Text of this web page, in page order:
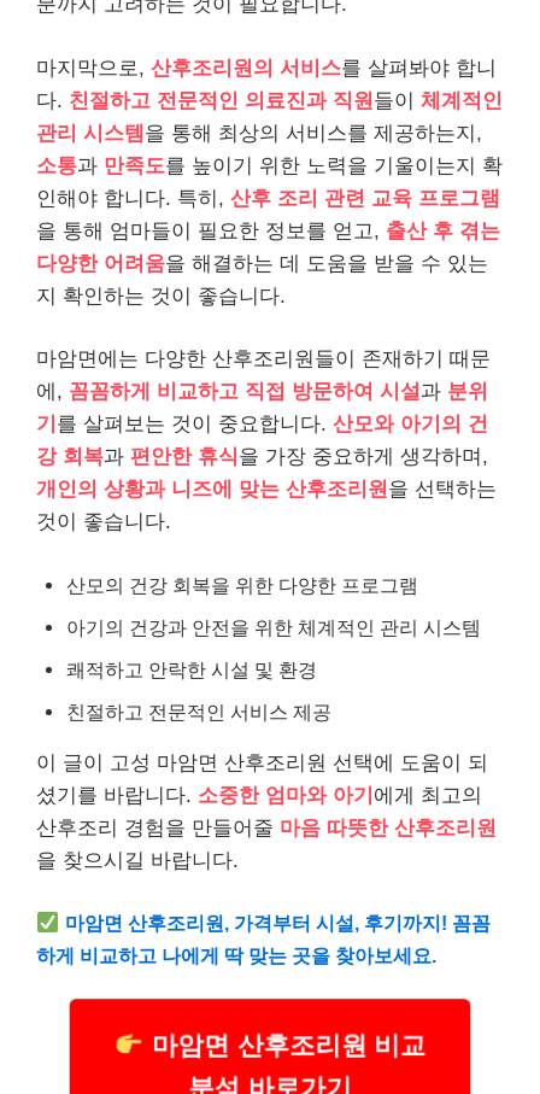
마지막으로, 산후조리원의 서비스를 살펴봐야 합니
다. 친절하고 전문적인 의료진과 직원 들이 체계적인
관리 시스템 을 통해 최상의 서비스를 제공하는지,
소통과 만족도를 높이기 위한 노력을 기울이는지 확
인해야 합니다. 특히, 산후 조리 관련 교육 프로그램
을 통해 엄마들이 필요한 정보를 얻고, 출산 후 겪는
다양한 어려움을 해결하는 데 도움을 받을 수 있는
지 확인하는 것이 좋습니다.
마암면에는 다양한 산후조리원들이 존재하기 때문
에, 꼼꼼하게 비교하고 직접 방문하여 시설과 분위
기 를 살펴보는 것이 중요합니다. 산모와 아기의 건
강 회복과 편안한 휴식을 가장 중요하게 생각하며,
개인의 상황과 니즈에 맞는 산후조리원을 선택하는
것이 좋습니다.
산모의 건강 회복을 위한 다양한 프로그램
아기의 건강과 안전을 위한 체계적인 관리 시스템
쾌적하고 안락한 시설 및 환경
친절하고 전문적인 서비스 제공
이 글이 고성 마암면 산후조리원 선택에 도움이 되
셨기를 바랍니다. 소중한 엄마와 아기 에게 최고의
산후조리 경험을 만들어줄 마음 따뜻한 산후조리원
을 찾으시길 바랍니다.
마암면 산후조리원, 가격부터 시설, 후기까지! 꼼꼼
하게 비교하고 나에게 딱 맞는 곳을 찾아보세요.
마암면 산후조리원 비교
분석 바로가기